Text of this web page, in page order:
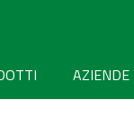
AZIENDE